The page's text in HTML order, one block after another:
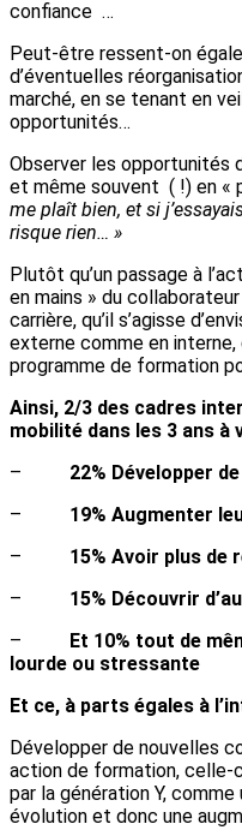
confiance …
Peut-être ressent-on
d’éventuelles
marché, en se tenant en
opportunités…
Observer les opportunités
et même souvent ( !) en «
me plaît bien, et si
risque rien… »
Plutôt qu’un passage à
en mains » du
carrière, qu’il s’agisse
externe comme en interne,
programme de formation
Ainsi, 2/3 des cadres
mobilité dans les 3 ans
– 22% Développer
– 19% Augmenter
– 15% Avoir plus de
– 15% Découvrir
–
Et 10% tout de
lourde ou stressante
Et ce, à parts égales à
Développer de nouvelles
action de formation, celle-
par la génération Y,
évolution et donc une